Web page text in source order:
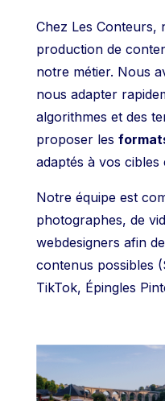
Chez Les Conteurs,
production de
notre métier. Nous
nous adapter
algorithmes et des
proposer les
adaptés à vos cibles
Notre équipe est
photographes, de
webdesigners afin
contenus possibles
TikTok, Épingles